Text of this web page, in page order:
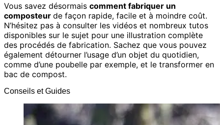
Vous savez désormais comment fabriquer un
composteur de façon rapide, facile et à moindre coût.
N’hésitez pas à consulter les vidéos et nombreux tutos
disponibles sur le sujet pour une illustration complète
des procédés de fabrication. Sachez que vous pouvez
également détourner l’usage d’un objet du quotidien,
comme d’une poubelle par exemple, et le transformer en
bac de compost.
Conseils et Guides